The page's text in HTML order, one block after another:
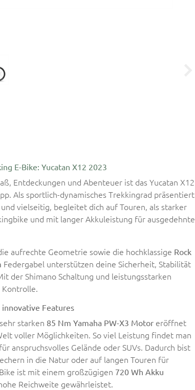
E-Bike: Yucatan X12 2023
Entdeckungen und Abenteuer ist das Yucatan X12
Als sportlich-dynamisches Trekkingrad präsentiert
vielseitig, begleitet dich auf Touren, als starker
und mit langer Akkuleistung für ausgedehnte
aufrechte Geometrie sowie die hochklassige Rock
Federgabel unterstützen deine Sicherheit, Stabilität
der Shimano Schaltung und leistungsstarken
Features
starken 85 Nm Yamaha PW-X3 Motor eröffnet
voller Möglichkeiten. So viel Leistung findet man
anspruchsvolles Gelände oder SUVs. Dadurch bist
in die Natur oder auf langen Touren für
ist mit einem großzügigen 720 Wh Akku
Reichweite gewährleistet.